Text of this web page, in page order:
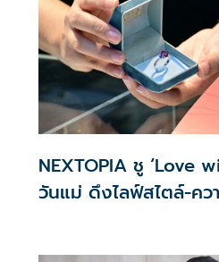
NEXTOPIA ชู ‘Love
วันแม่ ดึงไลฟ์สไตล์-คว